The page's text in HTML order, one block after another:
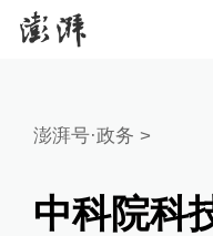
澎湃号·政务 >
中科院科